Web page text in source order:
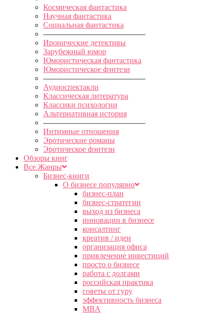
Космическая фантастика
Научная фантастика
Социальная фантастика
—————————————
Иронические детективы
Зарубежный юмор
Юмористическая фантастика
Юмористическое фэнтези
—————————————
Аудиоспектакли
Классическая литература
Классики психологии
Альтернативная история
—————————————
Интимные отношения
Эротические романы
Эротическое фэнтези
Обзоры книг
Все Жанры
Бизнес-книги
О бизнесе популярно
бизнес-план
бизнес-стратегии
выход из бизнеса
инновации в бизнесе
консалтинг
креатив / идеи
организация офиса
привлечение инвестиций
просто о бизнесе
работа с долгами
российская практика
советы от гуру
эффективность бизнеса
MBA